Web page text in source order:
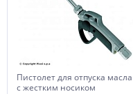
Пистолет для отпуска масла
с жестким носиком